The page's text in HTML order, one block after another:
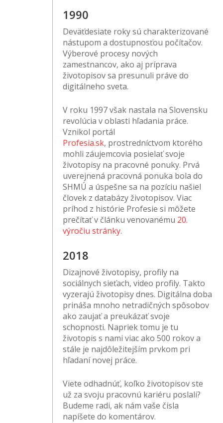
1990
Deväťdesiate roky sú charakterizované
nástupom a dostupnosťou počítačov.
Výberové procesy nových
zamestnancov, ako aj príprava
životopisov sa presunuli práve do
digitálneho sveta.
V roku 1997 však nastala na Slovensku
revolúcia v oblasti hľadania práce.
Vznikol portál
Profesia.sk, prostredníctvom ktorého
mohli záujemcovia posielať svoje
životopisy na pracovné ponuky. Prvá
uverejnená pracovná ponuka bola do
SHMÚ a úspešne sa na pozíciu našiel
človek z databázy životopisov. Viac
príhod z histórie Profesie si môžete
prečítať v článku venovanému 20.
výročiu stránky.
2018
Dizajnové životopisy, profily na
sociálnych sieťach, video profily. Takto
vyzerajú životopisy dnes. Digitálna doba
prináša mnoho netradičných spôsobov
ako zaujať a preukázať svoje
schopnosti. Napriek tomu je tu
životopis s nami viac ako 500 rokov a
stále je najdôležitejším prvkom pri
hľadaní novej práce.
Viete odhadnúť, koľko životopisov ste
už za svoju pracovnú kariéru poslali?
Budeme radi, ak nám vaše čísla
napíšete do komentárov.